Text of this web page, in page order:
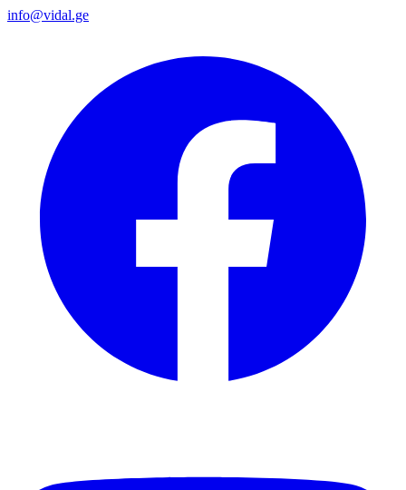
info@vidal.ge